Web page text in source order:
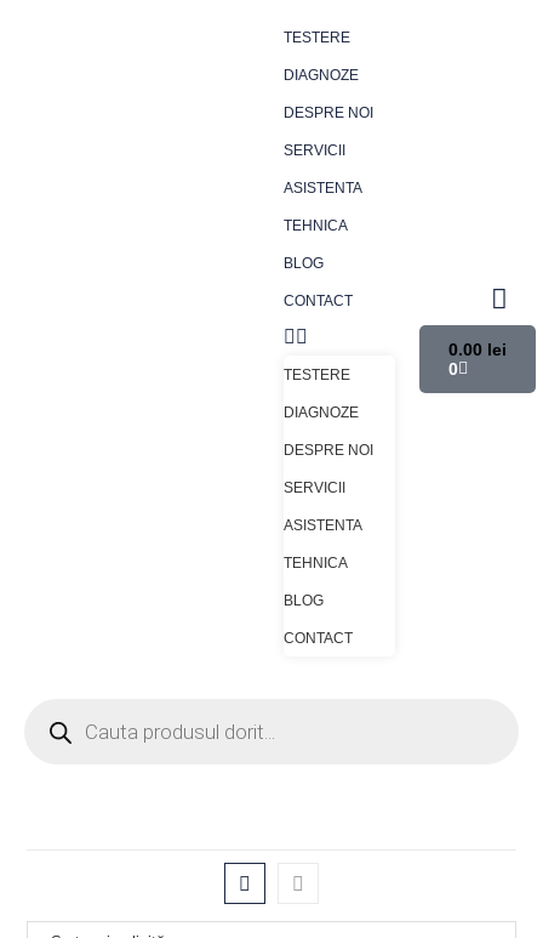
TESTERE
DIAGNOZE
DESPRE NOI
SERVICII
ASISTENTA
TEHNICA
BLOG
CONTACT
TESTERE
DIAGNOZE
DESPRE NOI
SERVICII
ASISTENTA
TEHNICA
BLOG
CONTACT
0.00 lei
0